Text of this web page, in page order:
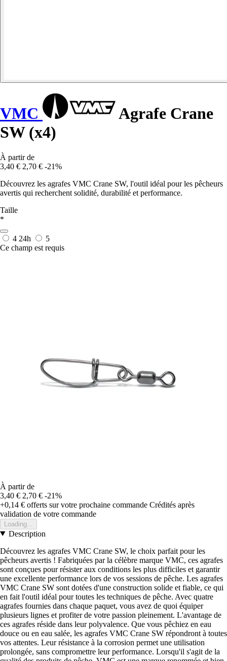
VMC
Agrafe Crane
SW (x4)
À partir de
3,40 € 2,70 € -21%
Découvrez les agrafes VMC Crane SW, l'outil idéal pour les pêcheurs
avertis qui recherchent solidité, durabilité et performance.
Taille
*
4 24h
5
Ce champ est requis
À partir de
3,40 € 2,70 € -21%
+0,14 € offerts sur votre prochaine commande Crédités après
validation de votre commande
Loading...
Description
Découvrez les agrafes VMC Crane SW, le choix parfait pour les
pêcheurs avertis ! Fabriquées par la célèbre marque VMC, ces agrafes
sont conçues pour résister aux conditions les plus difficiles et garantir
une excellente performance lors de vos sessions de pêche. Les agrafes
VMC Crane SW sont dotées d'une construction solide et fiable, ce qui
en fait l'outil idéal pour toutes les techniques de pêche. Avec quatre
agrafes fournies dans chaque paquet, vous avez de quoi équiper
plusieurs lignes et profiter de votre passion pleinement. L'avantage de
ces agrafes réside dans leur polyvalence. Que vous pêchiez en eau
douce ou en eau salée, les agrafes VMC Crane SW répondront à toutes
vos attentes. Leur résistance à la corrosion permet une utilisation
prolongée, sans compromettre leur performance. Lorsqu'il s'agit de la